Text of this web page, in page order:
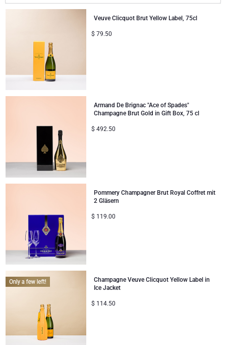
Lanson Champagner
Godiva Schokoladen
Corné Port-Royal Belgische Schokoladen
Jules Destrooper
Corné Port-Royal Belgische Schokoladen
Dom Perignon Champagner
Godiva Schokoladen
Lanson Champagner
Neuhaus Schokoladen
Pommery Champagner
Trixie Baby & Kinder
Veuve Clicquot Geschenke
VIP Geschenke
Populäre Geschenke
Neue Ankünfte
Verjaardagsgeschenken
Firmengeschenke
Proficiat
Bedankgeschenken
Romantische Geschenke
Geschenke für Sie
Geschenke für Ihn
Gute Besserung
Geschenke ideal zum Teilen
Neue Baby-Geschenke
Business Gifts Dienstleistungen
Unternehmenssammlung
Preis: niedrigster zuerst
Preis: höchster zuerst
Veuve Clicquot Brut Yellow Label, 75cl
$ 79.50
Armand De Brignac "Ace of Spades"
Champagne Brut Gold in Gift Box, 75 cl
$ 492.50
Pommery Champagner Brut Royal Coffret mit
2 Gläsern
$ 119.00
Champagne Veuve Clicquot Yellow Label in
Ice Jacket
$ 114.50